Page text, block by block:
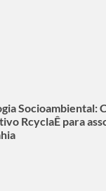
Socioambiental:
RcyclaÊ para